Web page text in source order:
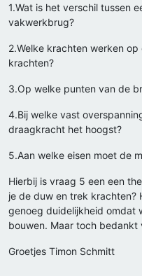
1.Wat is het verschil tussen
vakwerkbrug?
2.Welke krachten werken
krachten?
3.Op welke punten van de
4.Bij welke vast
draagkracht het hoogst?
5.Aan welke eisen moet de
Hierbij is vraag 5 een een
je de duw en trek krachten?
genoeg duidelijkheid omdat
bouwen. Maar toch bedankt
Groetjes Timon Schmitt